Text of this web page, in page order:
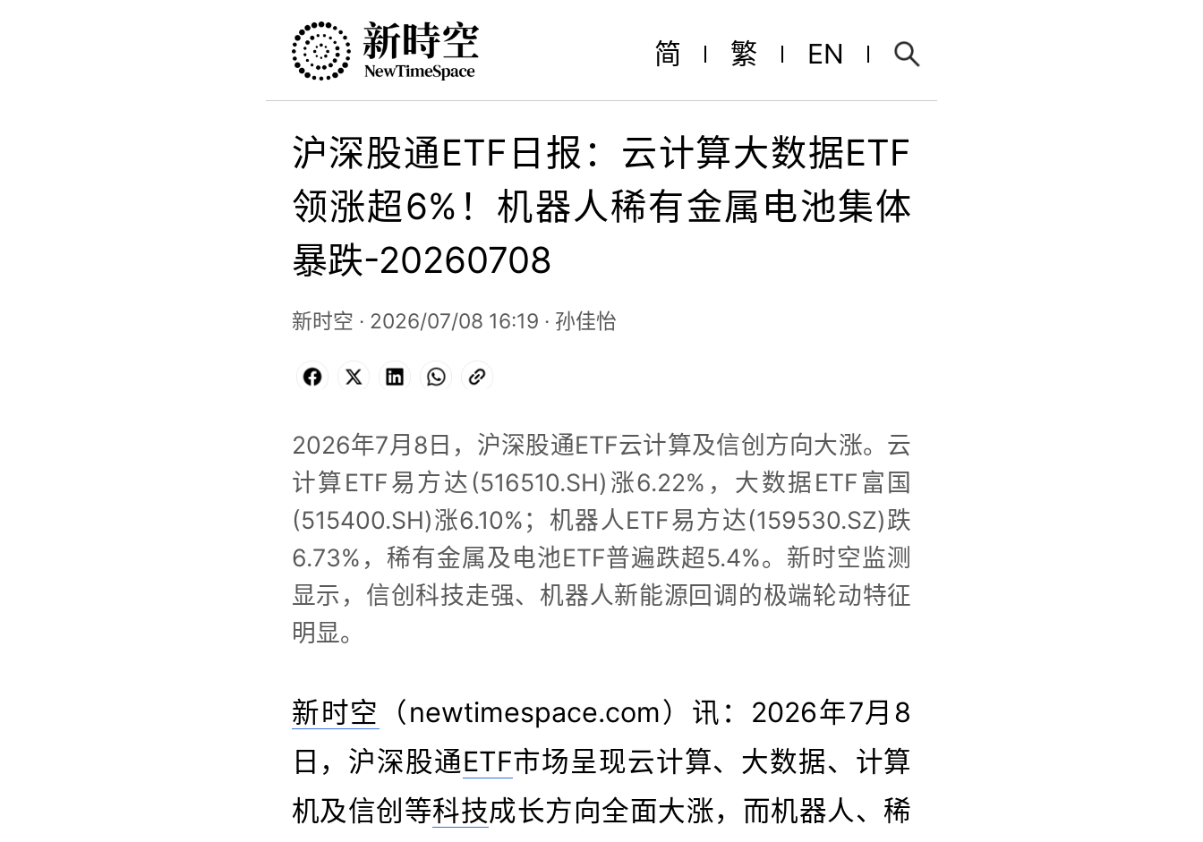
简 繁 EN
沪深股通ETF日报：云计算大数据ETF
领涨超6%！机器人稀有金属电池集体
暴跌-20260708
新时空 · 2026/07/08 16:19 · 孙佳怡
Facebook LinkedInWhatsApp
2026年7月8日，沪深股通ETF云计算及信创方向大涨。云
计算ETF易方达(516510.SH)涨6.22%，大数据ETF富国
(515400.SH)涨6.10%；机器人ETF易方达(159530.SZ)跌
6.73%，稀有金属及电池ETF普遍跌超5.4%。新时空监测
显示，信创科技走强、机器人新能源回调的极端轮动特征
明显。
新时空
（newtimespace.com）讯：2026年7月8
日，沪深股通ETF市场呈现云计算、大数据、计算
机及信创等科技成长方向全面大涨，而机器人、稀